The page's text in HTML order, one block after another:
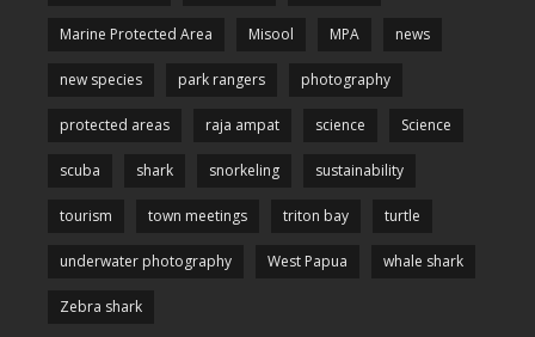
Marine Protected Area Misool MPA news
new species park rangers photography
protected areas raja ampat science Science
scuba shark snorkeling sustainability
tourism town meetings triton bay turtle
underwater photography West Papua whale shark
Zebra shark